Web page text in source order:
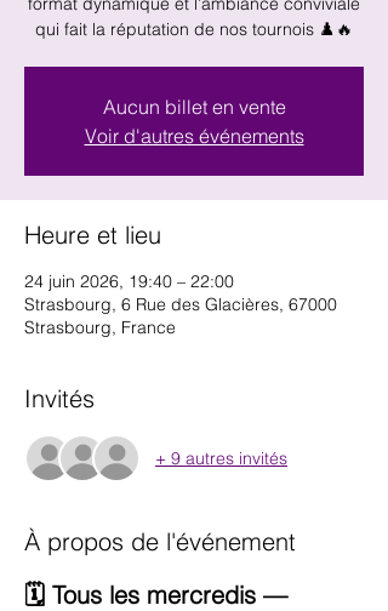
qui fait la réputation de nos tournois ♟️🔥
Aucun billet en vente
Voir d'autres événements
Heure et lieu
24 juin 2026, 19:40 – 22:00
Strasbourg, 6 Rue des Glacières, 67000
Strasbourg, France
Invités
+ 9 autres invités
À propos de l'événement
🗓️ Tous les mercredis —